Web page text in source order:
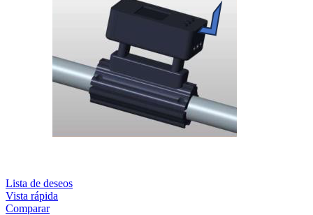
Lista de deseos
Vista rápida
Comparar